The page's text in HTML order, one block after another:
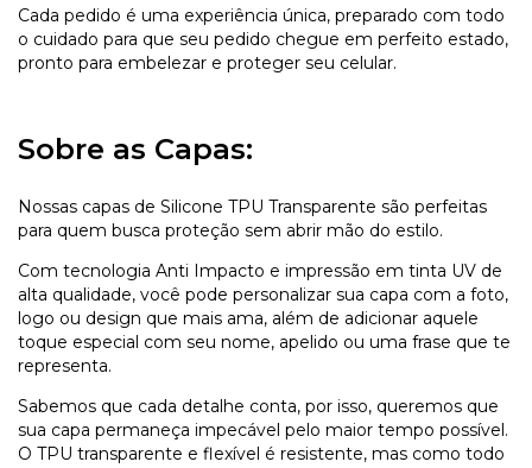
Cada pedido é uma experiência única, preparado com todo
o cuidado para que seu pedido chegue em perfeito estado,
pronto para embelezar e proteger seu celular.
Sobre as Capas:
Nossas capas de Silicone TPU Transparente são perfeitas
para quem busca proteção sem abrir mão do estilo.
Com tecnologia Anti Impacto e impressão em tinta UV de
alta qualidade, você pode personalizar sua capa com a foto,
logo ou design que mais ama, além de adicionar aquele
toque especial com seu nome, apelido ou uma frase que te
representa.
Sabemos que cada detalhe conta, por isso, queremos que
sua capa permaneça impecável pelo maior tempo possível.
O TPU transparente e flexível é resistente, mas como todo